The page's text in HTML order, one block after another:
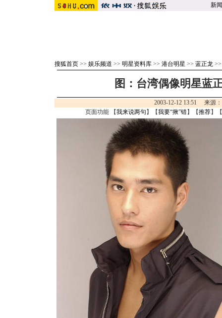
新闻
搜狐首页 >> 娱乐频道 >> 明星资料库 >> 港台明星 >> 蓝正龙
图：台湾偶像明星蓝
2003-12-12 13:51 来源
页面功能 【我来说两句 】【我要“揪”错】【推荐】